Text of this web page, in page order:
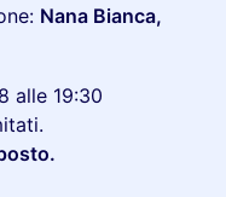
Nana Bianca,
alle 19:30